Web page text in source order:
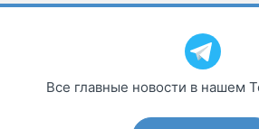
Все главные новости в нашем